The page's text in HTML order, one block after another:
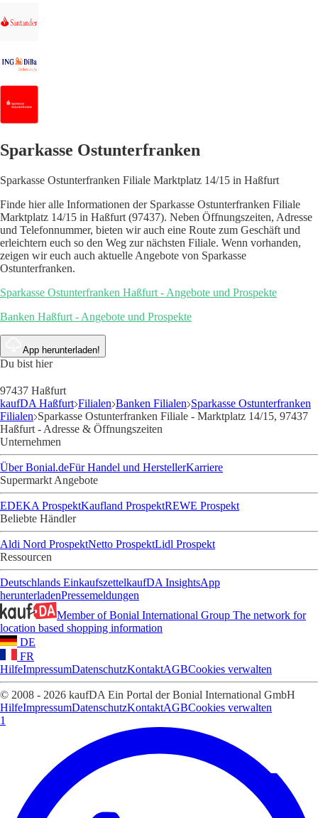
Sparkasse Ostunterfranken
Sparkasse Ostunterfranken Filiale Marktplatz 14/15 in Haßfurt
Finde hier alle Informationen der Sparkasse Ostunterfranken Filiale
Marktplatz 14/15 in Haßfurt (97437). Neben Öffnungszeiten, Adresse
und Telefonnummer, bieten wir auch eine Route zum Geschäft und
erleichtern euch so den Weg zur nächsten Filiale. Wenn vorhanden,
zeigen wir euch auch aktuelle Angebote von Sparkasse
Ostunterfranken.
Sparkasse Ostunterfranken Haßfurt - Angebote und Prospekte
Banken Haßfurt - Angebote und Prospekte
App herunterladen!
Du bist hier
97437 Haßfurt
kaufDA Haßfurt Filialen Banken Filialen Sparkasse Ostunterfranken
Filialen Sparkasse Ostunterfranken Filiale - Marktplatz 14/15, 97437
Haßfurt - Adresse & Öffnungszeiten
Unternehmen
Über Bonial.deFür Handel und HerstellerKarriere
Supermarkt Angebote
EDEKA ProspektKaufland ProspektREWE Prospekt
Beliebte Händler
Aldi Nord ProspektNetto ProspektLidl Prospekt
Ressourcen
Deutschlands EinkaufszettelkaufDA InsightsApp
herunterladenPressemeldungen
Member of Bonial International Group The network for
location based shopping information
DE
FR
HilfeImpressumDatenschutzKontaktAGBCookies verwalten
© 2008 - 2026 kaufDA Ein Portal der Bonial International GmbH
HilfeImpressumDatenschutzKontaktAGBCookies verwalten
1